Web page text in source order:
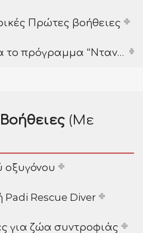
Πρώτες βοήθειες
5. Πιστοποίηση για το πρόγραμμα “Νταντάδες της Γειτονιάς”
(Με
οξυγόνου
Rescue Diver
για ζώα συντροφιάς